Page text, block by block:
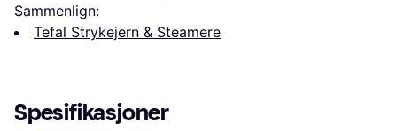
Sammenlign:
Tefal Strykejern & Steamere
Spesifikasjoner